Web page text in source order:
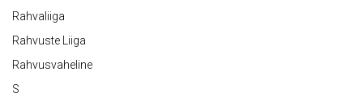
Rahvaliiga
Rahvuste Liiga
Rahvusvaheline
S